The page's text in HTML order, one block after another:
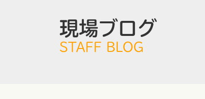
現場ブログ
STAFF BLOG